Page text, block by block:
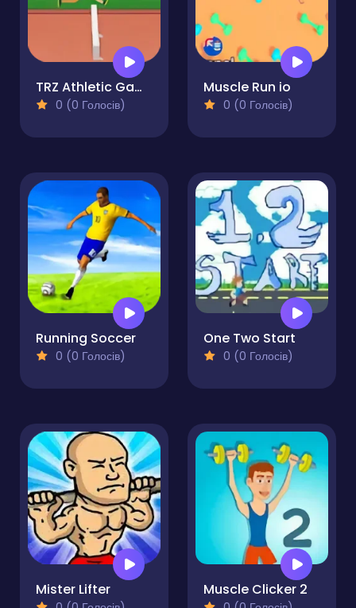
TRZ Athletic Games
0 (0 Голосів)
Muscle Run io
0 (0 Голосів)
Running Soccer
0 (0 Голосів)
One Two Start
0 (0 Голосів)
Mister Lifter Muscle Clicker 2